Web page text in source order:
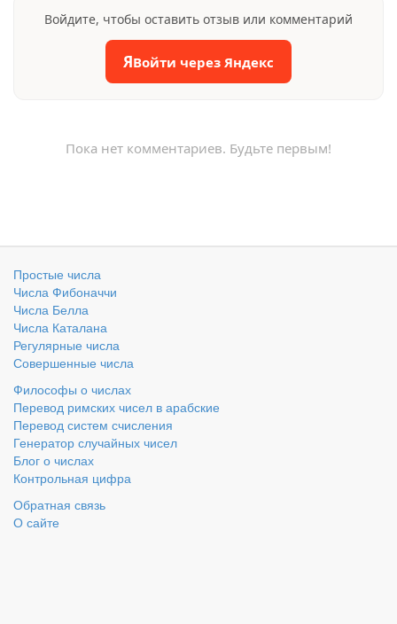
Войдите, чтобы оставить отзыв или комментарий
ЯВойти через Яндекс
Пока нет комментариев. Будьте первым!
Простые числа
Числа Фибоначчи
Числа Белла
Числа Каталана
Регулярные числа
Совершенные числа
Философы о числах
Перевод римских чисел в арабские
Перевод систем счисления
Генератор случайных чисел
Блог о числах
Контрольная цифра
Обратная связь
О сайте